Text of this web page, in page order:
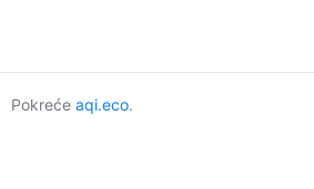
Pokreće aqi.eco.